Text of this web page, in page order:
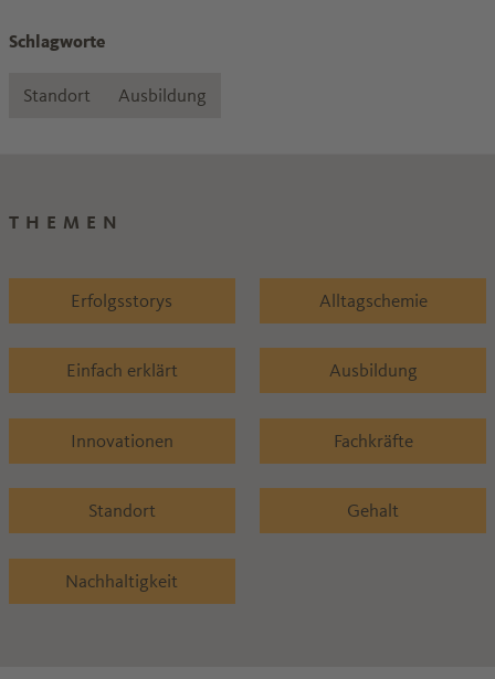
Schlagworte
Standort Ausbildung
THEMEN
Erfolgsstorys Alltagschemie
Einfach erklärt Ausbildung
Innovationen Fachkräfte
Standort Gehalt
Nachhaltigkeit